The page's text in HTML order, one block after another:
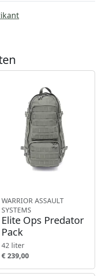
WARRIOR ASSAULT
SYSTEMS
Elite Ops Predator
Pack
42 liter
€ 239,00